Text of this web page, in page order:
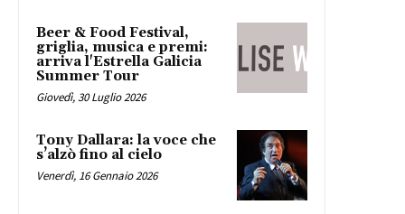
Beer & Food Festival,
griglia, musica e premi:
arriva l'Estrella Galicia
Summer Tour
Giovedì, 30 Luglio 2026
Tony Dallara: la voce che
s’alzò fino al cielo
Venerdì, 16 Gennaio 2026